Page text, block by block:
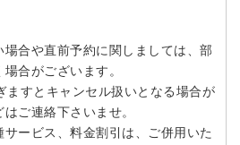
場合や直前予約に関しましては、部
合がございます。
ますとキャンセル扱いとなる場合が
ご連絡下さいませ。
サービス、料金割引は、ご併用いた